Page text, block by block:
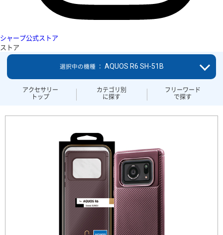
シャープ公式ストア
ストア
アクセサリー
トップ
カテゴリ別
に探す
フリーワード
で探す
選択中の機種 ： AQUOS R6 SH-51B